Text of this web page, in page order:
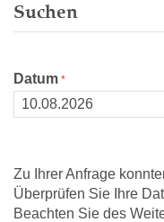
Suchen
Datum
Zu Ihrer Anfrage
Überprüfen Sie Ihre
Beachten Sie des